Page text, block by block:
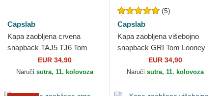
Capslab
Kapa zaobljena crvena
snapback TAJ5 TJ6 Tom
Looney Tunes Capslab
EUR 34,90
Naruči sutra, 11. kolovoza
(5)
Capslab
Kapa zaobljena višebojno
snapback GRI Tom Looney
Tunes CapslabEUR 34,90
Naruči sutra, 11. kolovoza